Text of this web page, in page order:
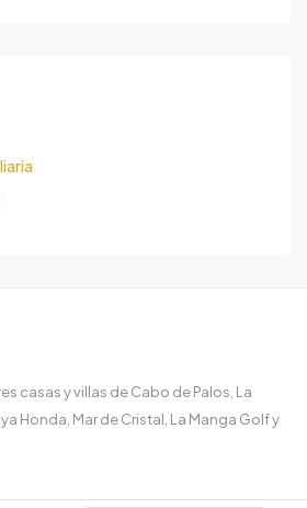
casas y villas de Cabo de Palos, La
Honda, Mar de Cristal, La Manga Golf y